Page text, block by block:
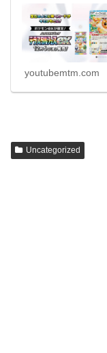
youtubemtm.com
Uncategorized